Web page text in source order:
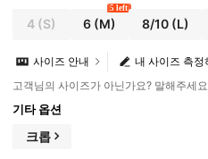
4 (S) 6 (M)
5 left
8/10(L)
내 사이즈 측정
사이즈 안내
고객님의 사이즈가 아닌가요? 말해주세요
기타 옵션
크롭